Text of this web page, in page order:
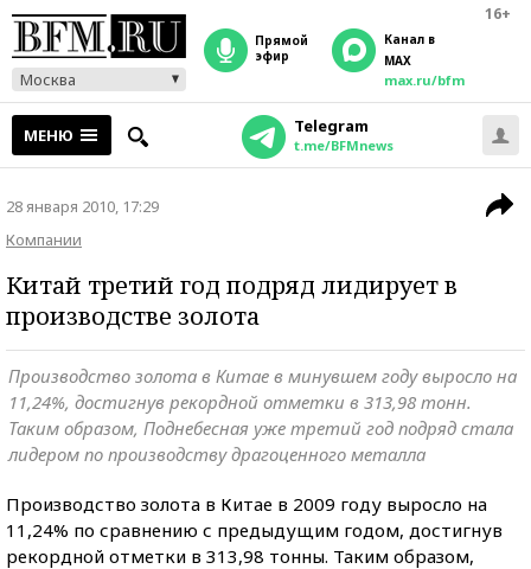
16+
Москва
прямой
эфир
Канал в
MAX
max.ru/bfm
МЕНЮ Telegram
t.me/BFMnews
28 января 2010, 17:29
Компании
Китай третий год подряд лидирует в
производстве золота
Производство золота в Китае в минувшем году выросло на
11,24%, достигнув рекордной отметки в 313,98 тонн.
Таким образом, Поднебесная уже третий год подряд стала
лидером по производству драгоценного металла
Производство золота в Китае в 2009 году выросло на
11,24% по сравнению с предыдущим годом, достигнув
рекордной отметки в 313,98 тонны. Таким образом,